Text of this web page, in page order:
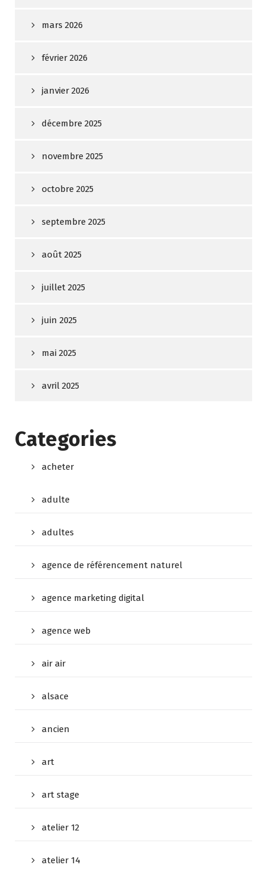
mars 2026
février 2026
janvier 2026
décembre 2025
novembre 2025
octobre 2025
septembre 2025
août 2025
juillet 2025
juin 2025
mai 2025
avril 2025
Categories
acheter
adulte
adultes
agence de référencement naturel
agence marketing digital
agence web
air air
alsace
ancien
art
art stage
atelier 12
atelier 14